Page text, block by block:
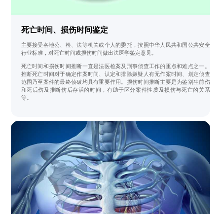
死亡时间、损伤时间鉴定
主要接受各地公、检、法等机关或个人的委托，按照中华人民共和国公共安全
行业标准，对死亡时间或损伤时间做出法医学鉴定意见。
死亡时间和损伤时间推断一直是法医检案及刑事侦查工作的重点和难点之一。
推断死亡时间对于确定作案时间、认定和排除嫌疑人有无作案时间、划定侦查
范围乃至案件的最终侦破均具有重要作用。损伤时间推断主要是为鉴别生前伤
和死后伤及推断伤后存活的时间，有助于区分案件性质及损伤与死亡的关系
等。